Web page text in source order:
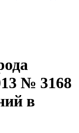
№ 3168
в